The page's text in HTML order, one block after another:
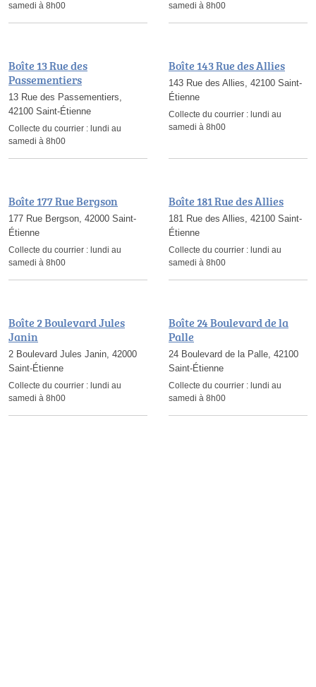
samedi à 8h00
samedi à 8h00
Boîte 13 Rue des
Passementiers
13 Rue des Passementiers,
42100 Saint-Étienne
Collecte du courrier : lundi au
samedi à 8h00
Boîte 143 Rue des Allies
143 Rue des Allies, 42100 Saint-
Étienne
Collecte du courrier : lundi au
samedi à 8h00
Boîte 177 Rue Bergson
177 Rue Bergson, 42000 Saint-
Étienne
Collecte du courrier : lundi au
samedi à 8h00
Boîte 181 Rue des Allies
181 Rue des Allies, 42100 Saint-
Étienne
Collecte du courrier : lundi au
samedi à 8h00
Boîte 2 Boulevard Jules
Janin
2 Boulevard Jules Janin, 42000
Saint-Étienne
Collecte du courrier : lundi au
samedi à 8h00
Boîte 24 Boulevard de la
Palle
24 Boulevard de la Palle, 42100
Saint-Étienne
Collecte du courrier : lundi au
samedi à 8h00